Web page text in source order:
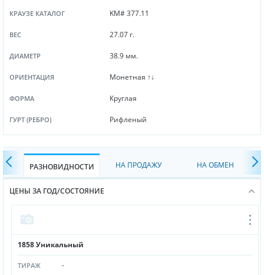
КРАУЗЕ КАТАЛОГ KM# 377.11
ВЕС 27.07 г.
ДИАМЕТР 38.9 мм.
ОРИЕНТАЦИЯ Монетная ↑↓
ФОРМА Круглая
ГУРТ (РЕБРО) Рифленый
РАЗНОВИДНОСТИ НА ПРОДАЖУ НА ОБМЕН
ЦЕНЫ ЗА ГОД/СОСТОЯНИЕ
1858 Уникальный
ТИРАЖ -